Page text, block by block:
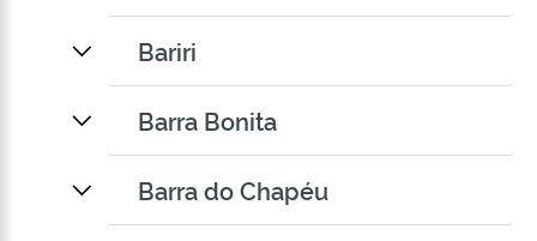
Bariri
Barra Bonita
Barra do Chapéu